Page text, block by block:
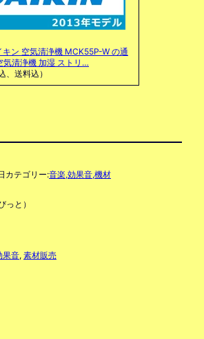
ン 空気清浄機 MCK55P-W の通
気清浄機 加湿 ストリ…
、送料込）
カテゴリー:音楽,効果音,機材
っと）
果音, 素材販売